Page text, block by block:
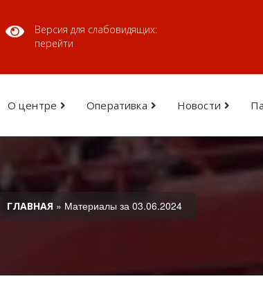
Версия для слабовидящих:
перейти
О центре Оперативка Новости
ГЛАВНАЯ » Материалы за 03.06.2024